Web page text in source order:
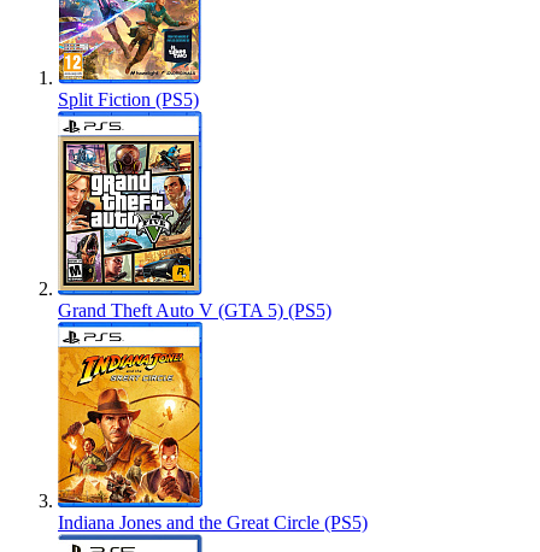
Split Fiction (PS5)
Grand Theft Auto V (GTA 5) (PS5)
Indiana Jones and the Great Circle (PS5)